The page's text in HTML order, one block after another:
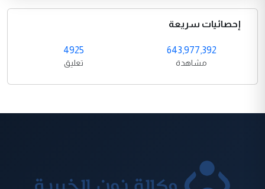
إحصائيات سريعة
643,977,392
مشاهدة
4925
تعليق